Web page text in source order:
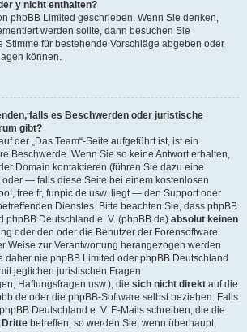
y nicht enthalten?
phpBB Limited geschrieben. Wenn Sie denken,
werden sollte, dann besuchen Sie
Stimme für bestehende Vorschläge abgeben oder
können.
falls es Beschwerden oder juristische
gibt?
der „Das Team“-Seite aufgeführt ist, ist ein
Beschwerde. Wenn Sie so keine Antwort erhalten,
Domain kontaktieren (führen Sie dazu eine
oder — falls diese Seite bei einem kostenlosen
free.fr, funpic.de usw. liegt — den Support oder
Dienstes. Bitte beachten Sie, dass phpBB
phpBB Deutschland e. V. (phpBB.de) absolut keinen
oder den oder die Benutzer der Forensoftware
Weise zur Verantwortung herangezogen werden
daher nie phpBB Limited oder phpBB Deutschland
jeglichen juristischen Fragen
Haftungsfragen usw.), die sich nicht direkt auf die
oder die phpBB-Software selbst beziehen. Falls
Deutschland e. V. E-Mails schreiben, die die
Dritte betreffen, so werden Sie, wenn überhaupt,